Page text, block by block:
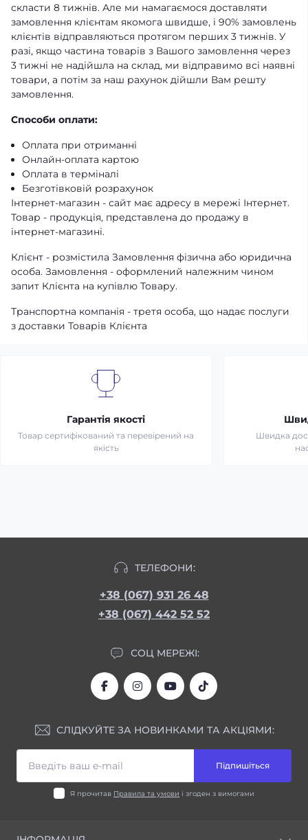
скласти 8 тижнів. Але ми намагаємося доставляти
замовлення клієнтам якомога швидше, і 90% замовлень
клієнтів відправляються протягом перших 3 тижнів. У
разі, якщо частина товарів з Вашого замовлення через
3 тижні не надійшла на склад, ми відправимо всі наявні
товари, а потім за наш рахунок дійшли Вам решту
замовлення.
Способи оплати:
Оплата при отриманні
Онлайн-оплата картою
Оплата в терміналі
Безготівковій розрахунок
Інтернет-магазин - сайт має адресу в мережі Інтернет.
Товар - продукція, представлена ​​до продажу в
інтернет-магазині.
Клієнт - розмістила Замовлення фізична або юридична
особа. Замовлення - оформлений належним чином
запит Клієнта на купівлю Товару.
Транспортна компанія - третя особа, що надає послуги
з доставки Товарів Клієнта
Гарантія якості
Товар сертифікований та перевірений на
якість
Швидка
ТЕЛЕФОНИ:
+38 (067) 931 26 48
+38 (067) 442 52 52
СОЦ МЕРЕЖІ:
СЛІДКУЙТЕ ЗА НОВИНКАМИ ТА АКЦІЯМИ:
Підпишіться
Я прочитав Правила та умови і згоден з вимогами